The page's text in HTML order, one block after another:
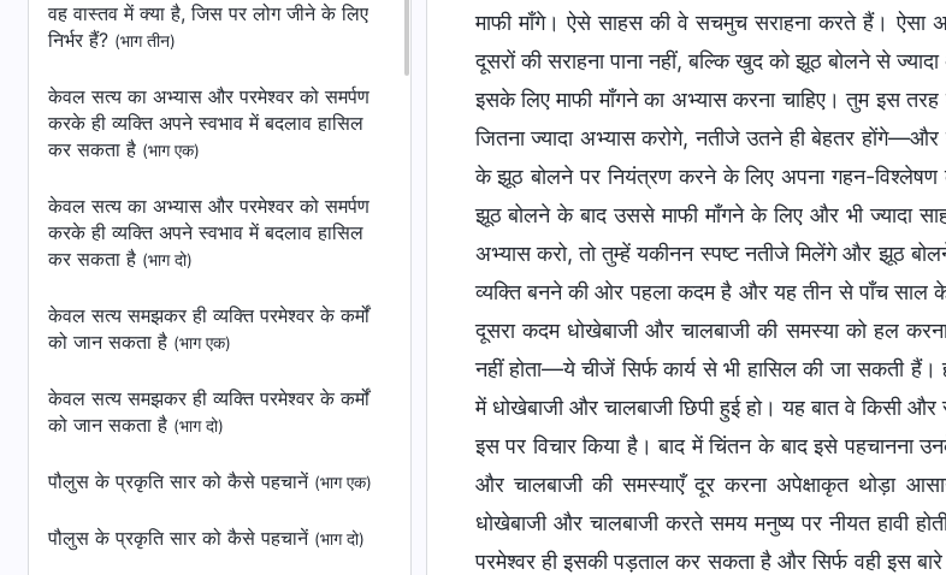
वह वास्तव में क्या है, जिस पर लोग जीने के लिए
निर्भर हैं? (भाग तीन)
केवल सत्य का अभ्यास और परमेश्वर को समर्पण
करके ही व्यक्ति अपने स्वभाव में बदलाव हासिल
कर सकता है (भाग एक)
केवल सत्य का अभ्यास और परमेश्वर को समर्पण
करके ही व्यक्ति अपने स्वभाव में बदलाव हासिल
कर सकता है (भाग दो)
केवल सत्य समझकर ही व्यक्ति परमेश्वर के कर्मों
को जान सकता है (भाग एक)
केवल सत्य समझकर ही व्यक्ति परमेश्वर के कर्मों
को जान सकता है (भाग दो)
पौलुस के प्रकृति सार को कैसे पहचानें (भाग एक)
पौलुस के प्रकृति सार को कैसे पहचानें (भाग दो)
माफी माँगे। ऐसे साहस की वे सचमुच सराहना करते हैं। ऐसा
दूसरों की सराहना पाना नहीं, बल्कि खुद को झूठ बोलने से
इसके लिए माफी माँगने का अभ्यास करना चाहिए। तुम इस
जितना ज्यादा अभ्यास करोगे, नतीजे उतने ही बेहतर होंगे—और
के झूठ बोलने पर नियंत्रण करने के लिए अपना गहन-
झूठ बोलने के बाद उससे माफी माँगने के लिए और भी ज्यादा
अभ्यास करो, तो तुम्हें यकीनन स्पष्ट नतीजे मिलेंगे और झूठ
व्यक्ति बनने की ओर पहला कदम है और यह तीन से पाँच साल
दूसरा कदम धोखेबाजी और चालबाजी की समस्या को हल
नहीं होता—ये चीजें सिर्फ कार्य से भी हासिल की जा सकती
में धोखेबाजी और चालबाजी छिपी हुई हो। यह बात वे किसी और
इस पर विचार किया है। बाद में चिंतन के बाद इसे पहचानना
और चालबाजी की समस्याएँ दूर करना अपेक्षाकृत थोड़ा
धोखेबाजी और चालबाजी करते समय मनुष्य पर नीयत हावी
परमेश्वर ही इसकी पड़ताल कर सकता है और सिर्फ वही इस